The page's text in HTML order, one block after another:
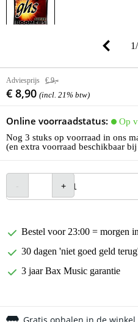
1/
Adviesprijs € 9,-
€ 8,90 (incl. 21% btw)
Online voorraadstatus:
Op
Nog 3 stuks op voorraad in ons
(en extra voorraad beschikbaar
Bestel voor 23:00 = morgen
30 dagen 'niet goed geld
3 jaar Bax Music garantie